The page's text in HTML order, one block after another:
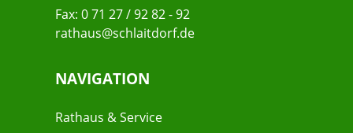
Fax: 0 71 27 / 92 82 - 92
rathaus@schlaitdorf.de
NAVIGATION
Rathaus & Service